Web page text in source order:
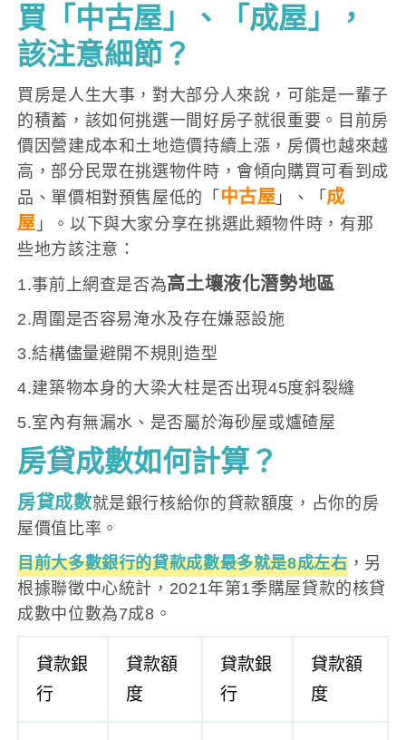
買「中古屋」、「成屋」，
該注意細節？
買房是人生大事，對大部分人來說，可能是一輩子
的積蓄，該如何挑選一間好房子就很重要。目前房
價因營建成本和土地造價持續上漲，房價也越來越
高，部分民眾在挑選物件時，會傾向購買可看到成
品、單價相對預售屋低的「 中古屋 」、「 成
屋 」。以下與大家分享在挑選此類物件時，有那
些地方該注意：
1.事前上網查是否為高土壤液化潛勢地區
2.周圍是否容易淹水及存在嫌惡設施
3.結構儘量避開不規則造型
4.建築物本身的大梁大柱是否出現45度斜裂縫
5.室內有無漏水、是否屬於海砂屋或爐碴屋
房貸成數如何計算？
房貸成數就是銀行核給你的貸款額度，占你的房
屋價值比率。
目前大多數銀行的貸款成數最多就是8成左右，另
根據聯徵中心統計，2021年第1季購屋貸款的核貸
成數中位數為7成8。
貸款銀
行
貸款額
度
貸款銀
行
貸款額
度